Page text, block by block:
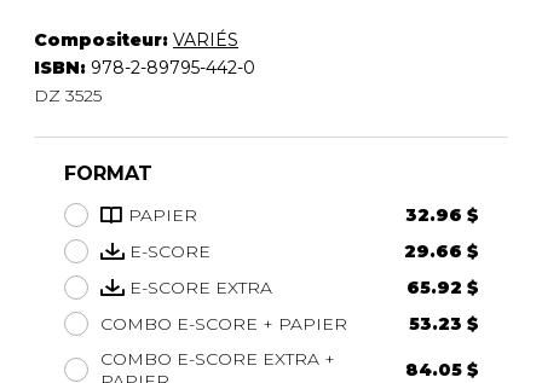
Compositeur: VARIÉS
ISBN: 978-2-89795-442-0
DZ 3525
FORMAT
PAPIER
32.96 $
E-SCORE
29.66 $
E-SCORE EXTRA
65.92 $
COMBO E-SCORE + PAPIER
53.23 $
COMBO E-SCORE EXTRA +
84.05 $